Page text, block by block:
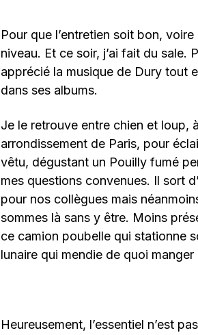
Pour que l’entretien soit bon,
niveau. Et ce soir, j’ai fait du sale.
apprécié la musique de Dury tout
dans ses albums.
Je le retrouve entre chien et loup,
arrondissement de Paris, pour
vêtu, dégustant un Pouilly fumé
mes questions convenues. Il sort
pour nos collègues mais
sommes là sans y être. Moins
ce camion poubelle qui stationne
lunaire qui mendie de quoi manger
Heureusement, l’essentiel n’est